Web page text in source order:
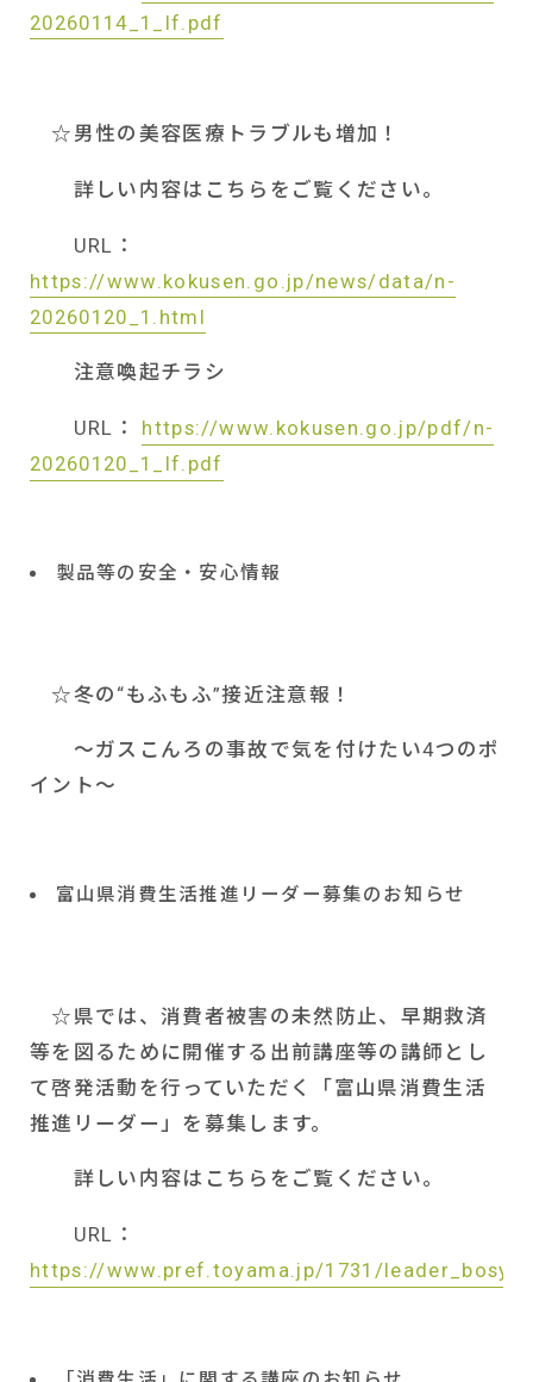
20260114_1_lf.pdf
☆男性の美容医療トラブルも増加！
詳しい内容はこちらをご覧ください。
URL ：
https://www.kokusen.go.jp/news/data/n-
20260120_1.html
注意喚起チラシ
URL ： https://www.kokusen.go.jp/pdf/n-
20260120_1_lf.pdf
製品等の安全・安心情報
☆冬の“もふもふ”接近注意報！
～ガスこんろの事故で気を付けたい4つのポ
イント～
富山県消費生活推進リーダー募集のお知らせ
☆県では、消費者被害の未然防止、早期救済
等を図るために開催する出前講座等の講師とし
て啓発活動を行っていただく「富山県消費生活
推進リーダー」を募集します。
詳しい内容はこちらをご覧ください。
URL ：
https://www.pref.toyama.jp/1731/